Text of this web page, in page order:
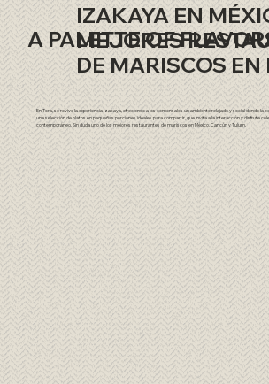
A PALETTE OF
IZAKAYA EN
MEJORES
DE MARISCOS
En Tora, se revive la experiencia Izakaya, ofreciendo a los comensales un ambiente relajado y social donde la
una selección de platos en pequeñas porciones ideales para compartir, que invita a la interacción y disfrute
contemporáneo. Sin duda uno de los mejores restaurantes de mariscos en México, Cancún y Tulum.